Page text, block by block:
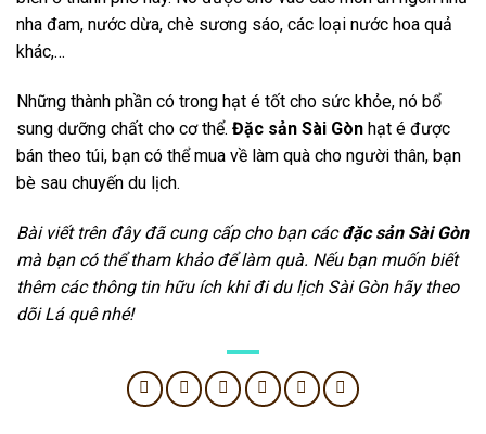
nha đam, nước dừa, chè sương sáo, các loại nước hoa quả
khác,…
Những thành phần có trong hạt é tốt cho sức khỏe, nó bổ
sung dưỡng chất cho cơ thể. Đặc sản Sài Gòn hạt é được
bán theo túi, bạn có thể mua về làm quà cho người thân, bạn
bè sau chuyến du lịch.
Bài viết trên đây đã cung cấp cho bạn cácđặc sản Sài Gòn
mà bạn có thể tham khảo để làm quà. Nếu bạn muốn biết
thêm các thông tin hữu ích khi đi du lịch Sài Gòn hãy theo
dõi Lá quê nhé!